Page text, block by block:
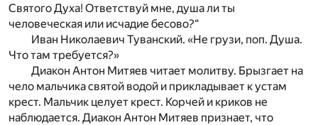
Святого Духа! Ответствуй мне, душа ли ты
человеческая или исчадие бесово?“
Иван Николаевич Туванский. «Не грузи, поп. Душа.
Что там требуется?»
Диакон Антон Митяев читает молитву. Брызгает на
чело мальчика святой водой и прикладывает к устам
крест. Мальчик целует крест. Корчей и криков не
наблюдается. Диакон Антон Митяев признает, что